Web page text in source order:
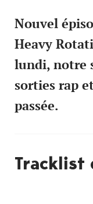
Nouvel
Heavy
lundi, notre
sorties rap
passée.
Tracklist